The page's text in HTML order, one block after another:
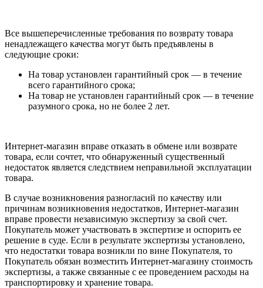
Все вышеперечисленные требования по возврату товара
ненадлежащего качества могут быть предъявлены в
следующие сроки:
На товар установлен гарантийный срок — в течение
всего гарантийного срока;
На товар не установлен гарантийный срок — в течение
разумного срока, но не более 2 лет.
Интернет-магазин вправе отказать в обмене или возврате
товара, если сочтет, что обнаруженный существенный
недостаток является следствием неправильной эксплуатации
товара.
В случае возникновения разногласий по качеству или
причинам возникновения недостатков, Интернет-магазин
вправе провести независимую экспертизу за свой счет.
Покупатель может участвовать в экспертизе и оспорить ее
решение в суде. Если в результате экспертизы установлено,
что недостатки товара возникли по вине Покупателя, то
Покупатель обязан возместить Интернет-магазину стоимость
экспертизы, а также связанные с ее проведением расходы на
транспортировку и хранение товара.